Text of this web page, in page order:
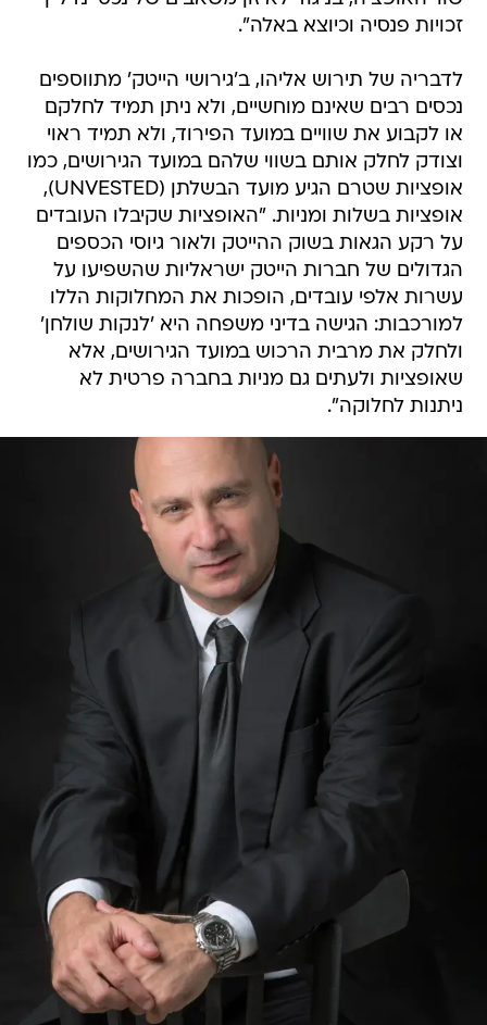
זכויות פנסיה וכיוצא באלה".
לדבריה של תירוש אליהו, ב'גירושי הייטק' מתווספים
נכסים רבים שאינם מוחשיים, ולא ניתן תמיד לחלקם
או לקבוע את שוויים במועד הפירוד, ולא תמיד ראוי
וצודק לחלק אותם בשווי שלהם במועד הגירושים, כמו
אופציות שטרם הגיע מועד הבשלתן (UNVESTED),
אופציות בשלות ומניות. "האופציות שקיבלו העובדים
על רקע הגאות בשוק ההייטק ולאור גיוסי הכספים
הגדולים של חברות הייטק ישראליות שהשפיעו על
עשרות אלפי עובדים, הופכות את המחלוקות הללו
למורכבות: הגישה בדיני משפחה היא 'לנקות שולחן'
ולחלק את מרבית הרכוש במועד הגירושים, אלא
שאופציות ולעתים גם מניות בחברה פרטית לא
ניתנות לחלוקה".